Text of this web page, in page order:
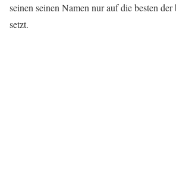
seinen seinen Namen nur auf die besten der
setzt.